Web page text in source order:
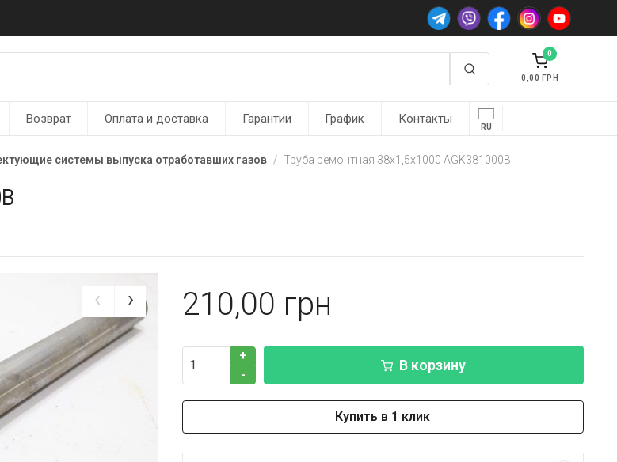
0
0,00
Возврат Оплата и доставка Гарантии График Контакты
RU
системы выпуска отработавших газов Труба ремонтная 38х1,5х1000 AGK381000B
210,00
+
-
В корзину
Купить в 1 клик